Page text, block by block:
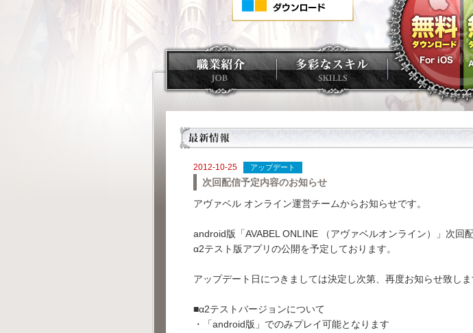
2012-10-25 アップデート
次回配信予定内容のお知らせ
アヴァベル オンライン運営チームからお知らせです。
android版「AVABEL ONLINE （アヴァベルオンライン）」次回配
α2テスト版アプリの公開を予定しております。
アップデート日につきましては決定し次第、再度お知らせ致しま
■α2テストバージョンについて
・「android版」でのみプレイ可能となります